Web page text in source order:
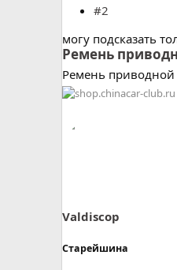
#2
могу подсказать
Ремень
Ремень приводной
Valdiscop
Старейшина